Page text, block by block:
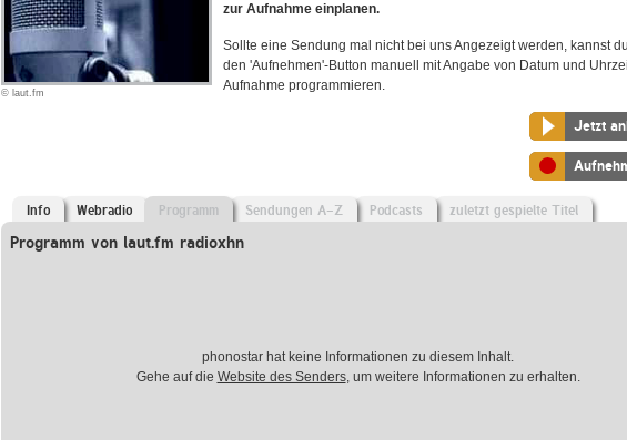
© laut.fm
zur Aufnahme einplanen.
Sollte eine Sendung mal nicht bei uns Angezeigt werden, kannst
den 'Aufnehmen'-Button manuell mit Angabe von Datum und
Aufnahme programmieren.
Jetzt
Info Webradio Programm Sendungen A-Z Podcasts zuletzt gespielte Titel
Programm von laut.fm radioxhn
phonostar hat keine Informationen zu diesem Inhalt.
Gehe auf die Website des Senders, um weitere Informationen zu erhalten.